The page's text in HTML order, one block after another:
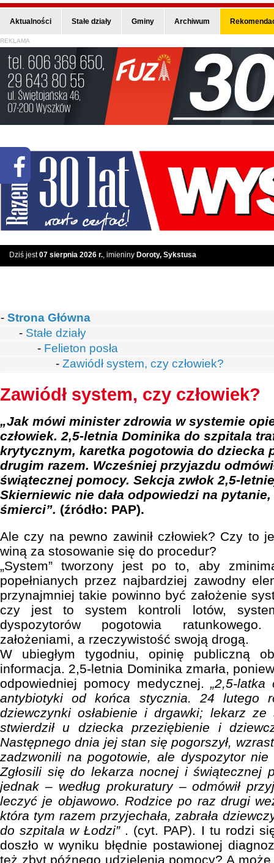
Aktualności Stałe działy Gminy Archiwum
REKLAMA
Dziś jest07 sierpnia 2026 r., imieniny Doroty, Sykstusa
- Strona Główna
- Stałe działy
- Felieton posła
- Zawiódł system, czy człowiek?
Zawiódł system, czy człowiek?
„Jak mówi minister zdrowia w systemie
człowiek. 2,5-letnia Dominika do szpitala
krytycznym, karetka pogotowia do dziecka
drugim razem. Wcześniej przyjazdu
świątecznej pomocy. Sekcja zwłok 2,5-
Skierniewic nie dała odpowiedzi na
śmierci”. (źródło: PAP).
Ale czy na pewno zawinił człowiek? Czy to
winą za stosowanie się do procedur?
„System” tworzony jest po to, aby
popełnianych przez najbardziej zawodny
przynajmniej takie powinno być założenie
czy jest to system kontroli lotów,
dyspozytorów pogotowia
założeniami, a rzeczywistość swoją drogą.
W ubiegłym tygodniu, opinię publiczną
informacja. 2,5-letnia Dominika zmarła,
odpowiedniej pomocy medycznej.„2,5-latka
antybiotyki od końca stycznia. 24 lutego
dziewczynki osłabienie i drgawki; lekarz ze
stwierdził u dziecka przeziębienie i
Następnego dnia jej stan się pogorszył,
zadzwonili na pogotowie, ale dyspozytor nie
Zgłosili się do lekarza nocnej i świątecznej
jednak – według prokuratury – odmówił
leczyć je objawowo. Rodzice po raz drugi
która tym razem przyjechała, zabrała
do szpitala w Łodzi” . (cyt. PAP). I tu rodzi
doszło w wyniku błędnie postawionej
też zbyt późnego udzielenia pomocy? A